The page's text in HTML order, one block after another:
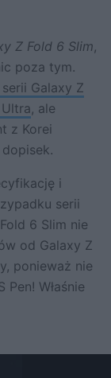
Z Fold 6 Slim,
poza tym.
Galaxy Z
, ale
z Korei
i
serii
6 Slim nie
od Galaxy Z
ponieważ nie
Właśnie